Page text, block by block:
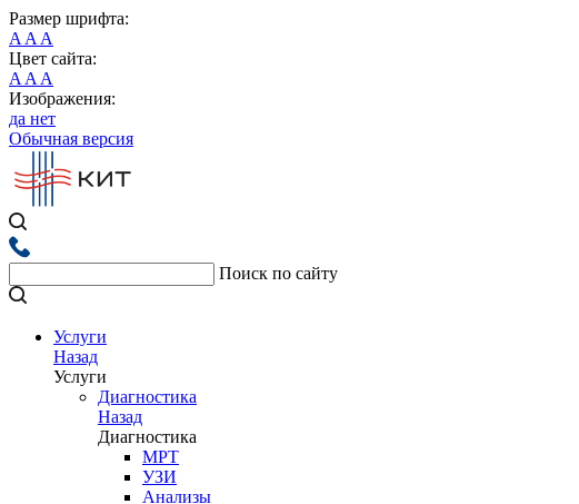
Размер шрифта:
A A A
Цвет сайта:
A A A
Изображения:
да нет
Обычная версия
Поиск по сайту
Услуги
Назад
Услуги
Диагностика
Назад
Диагностика
МРТ
УЗИ
Анализы